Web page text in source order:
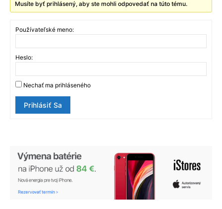
Musíte byť prihlásený, aby ste mohli odpovedať na túto tému.
Používateľské meno:
Heslo:
Nechať ma prihláseného
Prihlásiť Sa